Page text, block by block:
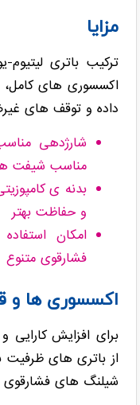
مزایا
اکسسوری های کامل،
داده و توقف های
شارژدهی
مناسب شیفت
بدنه ی
و حفاظت بهتر
امکان
فشارقوی متنوع
اکسسوری ها
برای افزایش
شیلنگ های فشارقوی